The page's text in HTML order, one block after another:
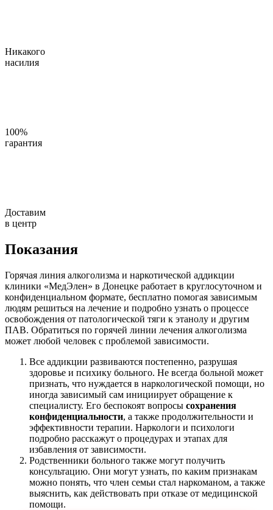
Никакого
насилия
100%
гарантия
Доставим
в центр
Показания
Горячая линия алкоголизма и наркотической аддикции
клиники «МедЭлен» в Донецке работает в круглосуточном и
конфиденциальном формате, бесплатно помогая зависимым
людям решиться на лечение и подробно узнать о процессе
освобождения от патологической тяги к этанолу и другим
ПАВ. Обратиться по горячей линии лечения алкоголизма
может любой человек с проблемой зависимости.
Все аддикции развиваются постепенно, разрушая
здоровье и психику больного. Не всегда больной может
признать, что нуждается в наркологической помощи, но
иногда зависимый сам инициирует обращение к
специалисту. Его беспокоят вопросы сохранения
конфиденциальности, а также продолжительности и
эффективности терапии. Наркологи и психологи
подробно расскажут о процедурах и этапах для
избавления от зависимости.
Родственники больного также могут получить
консультацию. Они могут узнать, по каким признакам
можно понять, что член семьи стал наркоманом, а также
выяснить, как действовать при отказе от медицинской
помощи.